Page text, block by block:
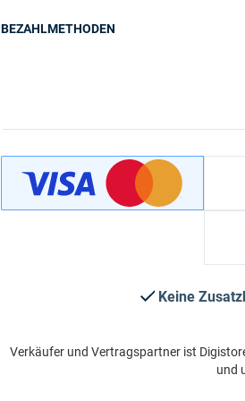
BEZAHLMETHODEN
Keine
Verkäufer und Vertragspartner ist
und